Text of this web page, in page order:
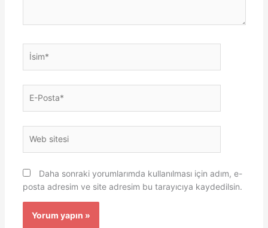
Posta*
sitesi
Daha sonraki yorumlarımda kullanılması için adım, e-
posta adresim ve site adresim bu tarayıcıya kaydedilsin.